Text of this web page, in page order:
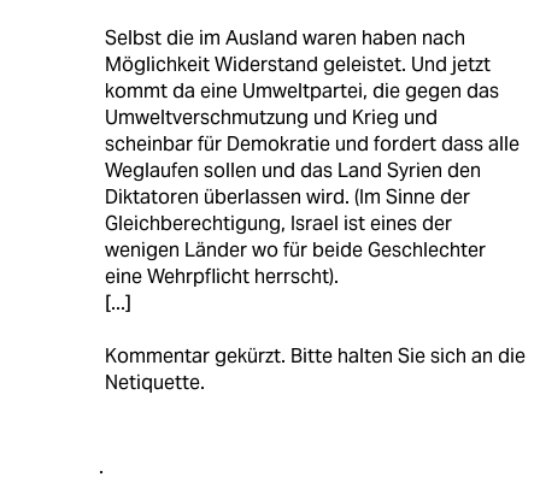
Selbst die im Ausland waren haben nach
Möglichkeit Widerstand geleistet. Und jetzt
kommt da eine Umweltpartei, die gegen das
Umweltverschmutzung und Krieg und
scheinbar für Demokratie und fordert dass alle
Weglaufen sollen und das Land Syrien den
Diktatoren überlassen wird. (Im Sinne der
Gleichberechtigung, Israel ist eines der
wenigen Länder wo für beide Geschlechter
eine Wehrpflicht herrscht).
[...]
Kommentar gekürzt. Bitte halten Sie sich an die
Netiquette.